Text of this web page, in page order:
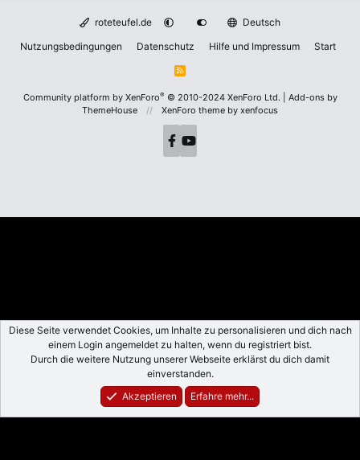
roteteufel.de
Deutsch
Nutzungsbedingungen
Datenschutz Hilfe und Impressum Start
R
Community platform by XenForo® © 2010-2024 XenForo Ltd.
Add-ons by
ThemeHouse
XenForo theme by xenfocus
Aktuelles Anmelden Registrieren
Diese Seite verwendet Cookies, um Inhalte zu personalisieren und dich nach
einem Login angemeldet zu halten, wenn du registriert bist.
Durch die weitere Nutzung unserer Webseite erklärst du dich damit
einverstanden.
Akzeptieren
Erfahre mehr...